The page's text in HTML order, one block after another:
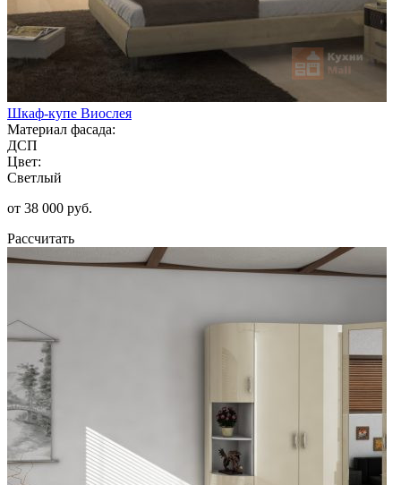
Шкаф-купе Виослея
Материал фасада:
ДСП
Цвет:
Светлый
от 38 000 руб.
Рассчитать